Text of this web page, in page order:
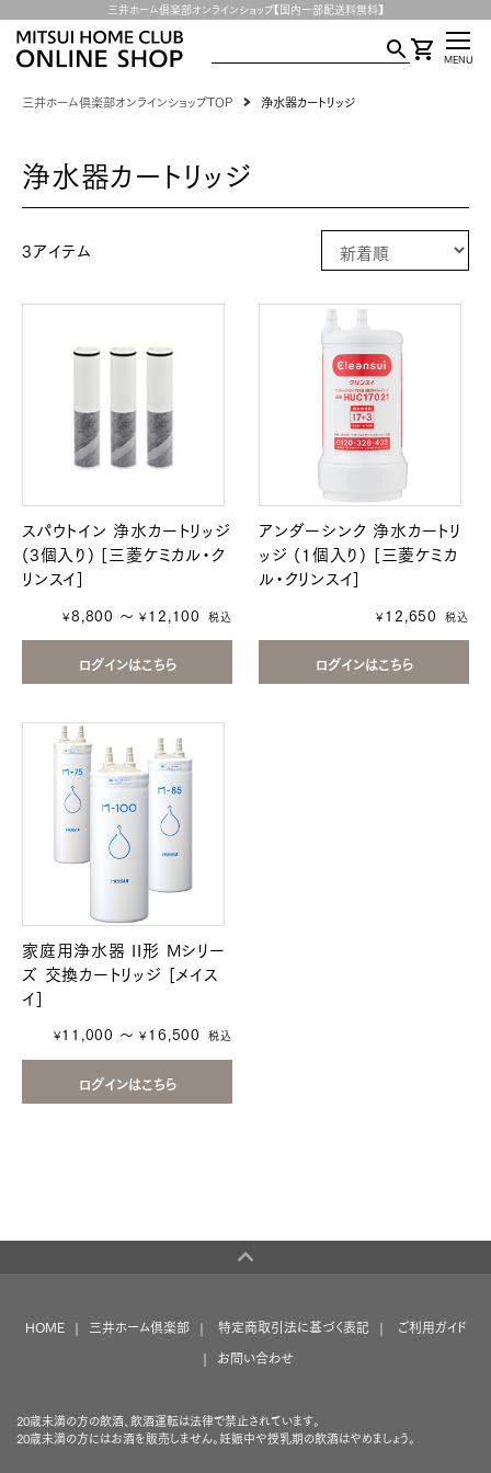
三井ホーム倶楽部オンラインショップ【国内一部配送料無料】
MENU
三井ホーム倶楽部オンラインショップTOP 浄水器カートリッジ
浄水器カートリッジ
3アイテム
スパウトイン 浄水カートリッジ
(3個入り) [三菱ケミカル・ク
リンスイ]
￥8,800 ～ ￥12,100 税込
アンダーシンク 浄水カートリ
ッジ (1個入り) [三菱ケミカ
ル・クリンスイ]
￥12,650 税込
家庭用浄水器 II形 Mシリー
ズ 交換カートリッジ [メイス
イ]
￥11,000 ～ ￥16,500 税込
HOME 三井ホーム倶楽部 特定商取引法に基づく表記
ご利用ガイド
お問い合わせ
20歳未満の方の飲酒、飲酒運転は法律で禁止されています。
20歳未満の方にはお酒を販売しません。妊娠中や授乳期の飲酒はやめましょう。